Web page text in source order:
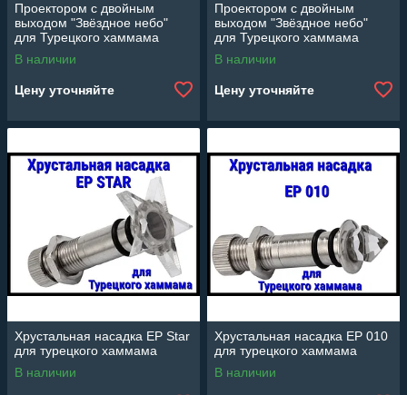
Проектором с двойным
выходом "Звёздное небо"
для Турецкого хаммама
(16W, эффект смены и
фиксации цвета)
В наличии
Цену уточняйте
Проектором с двойным
выходом "Звёздное небо"
для Турецкого хаммама
(45W, эффект смены и
фиксации цвета)
В наличии
Цену уточняйте
Хрустальная насадка EP Star
для турецкого хаммама
В наличии
Хрустальная насадка EP 010
для турецкого хаммама
В наличии